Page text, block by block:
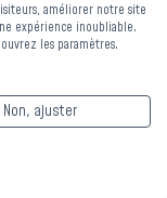
x
améliorer notre site
expérience inoubliable.
les paramètres.
Non, ajuster